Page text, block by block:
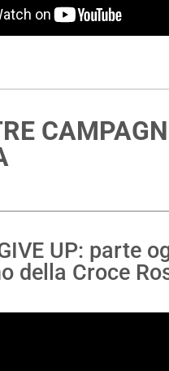
UP: parte
della Croce